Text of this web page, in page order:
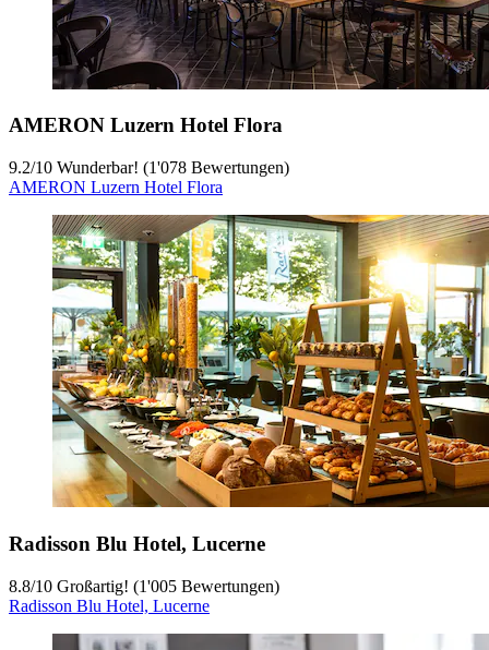
AMERON Luzern Hotel Flora
9.2/10 Wunderbar! (1'078 Bewertungen)
AMERON Luzern Hotel Flora
Radisson Blu Hotel, Lucerne
8.8/10 Großartig! (1'005 Bewertungen)
Radisson Blu Hotel, Lucerne